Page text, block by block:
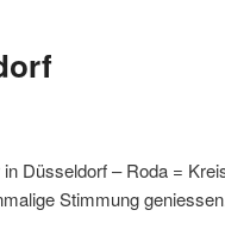
Düsseldorf – Roda =
Stimmung